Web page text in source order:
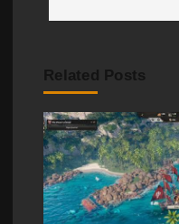
Related Posts